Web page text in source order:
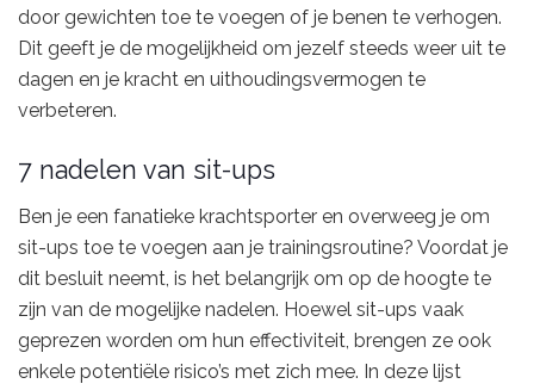
door gewichten toe te voegen of je benen te verhogen.
Dit geeft je de mogelijkheid om jezelf steeds weer uit te
dagen en je kracht en uithoudingsvermogen te
verbeteren.
7 nadelen van sit-ups
Ben je een fanatieke krachtsporter en overweeg je om
sit-ups toe te voegen aan je trainingsroutine? Voordat je
dit besluit neemt, is het belangrijk om op de hoogte te
zijn van de mogelijke nadelen. Hoewel sit-ups vaak
geprezen worden om hun effectiviteit, brengen ze ook
enkele potentiële risico’s met zich mee. In deze lijst